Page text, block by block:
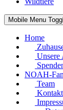
Mobile Menu
Home
Unsere
NOAH-
Team
Kontakt